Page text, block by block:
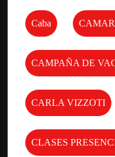
Caba
CAMPAÑA DE
CARLA VIZZOTI
CLASES